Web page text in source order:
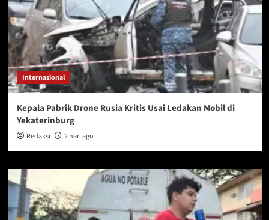
Internasional
Kepala Pabrik Drone Rusia Kritis Usai Ledakan Mobil di
Yekaterinburg
Redaksi 2 hari ago